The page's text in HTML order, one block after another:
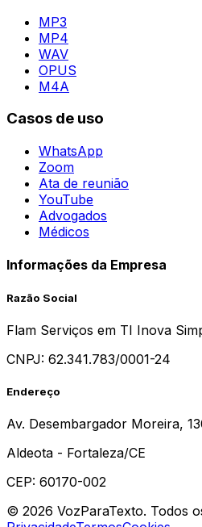
MP3
MP4
WAV
OPUS
M4A
Casos de uso
WhatsApp
Zoom
Ata de reunião
YouTube
Advogados
Médicos
Informações da Empresa
Razão Social
Flam Serviços em TI Inova
CNPJ: 62.341.783/0001-24
Endereço
Av. Desembargador Moreira,
Aldeota - Fortaleza/CE
CEP: 60170-002
© 2026 VozParaTexto. Todos